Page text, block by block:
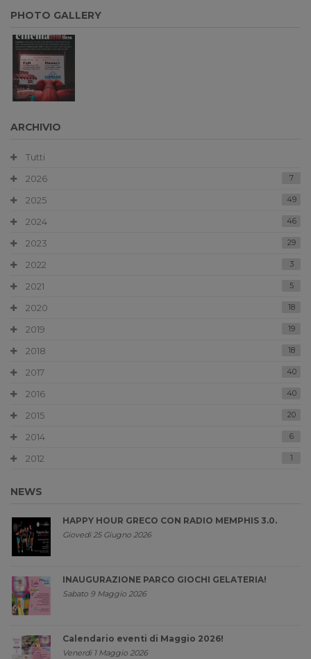
PHOTO GALLERY
ARCHIVIO
Tutti
2026
7
2025 49
2024 46
2023 29
2022 3
2021 5
2020 18
2019 19
2018 18
2017 40
2016 40
2015 20
2014 6
2012 1
NEWS
HAPPY HOUR GRECO CON RADIO MEMPHIS 3.0.
Giovedi 25 Giugno 2026
INAUGURAZIONE PARCO GIOCHI GELATERIA!
Sabato 9 Maggio 2026
Calendario eventi di Maggio 2026!
Venerdi 1 Maggio 2026